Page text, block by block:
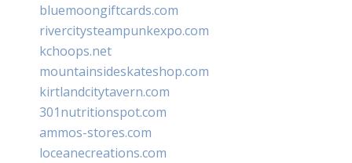
bluemoongiftcards.com
rivercitysteampunkexpo.com
kchoops.net
mountainsideskateshop.com
kirtlandcitytavern.com
301nutritionspot.com
ammos-stores.com
loceanecreations.com